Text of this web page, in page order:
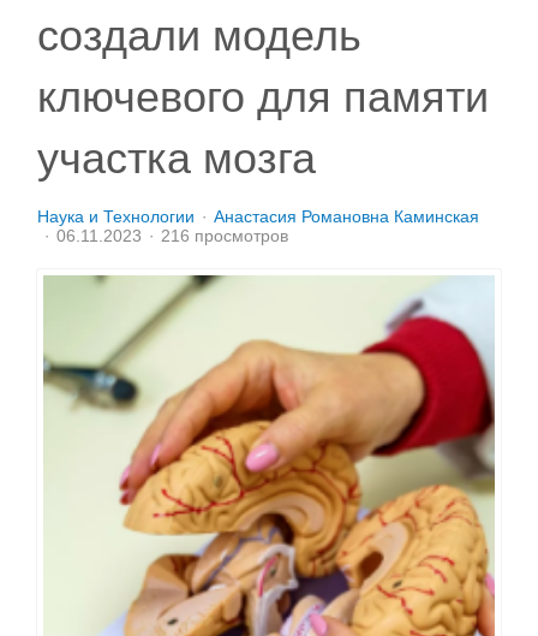
создали модель
ключевого для памяти
участка мозга
Наука и Технологии
Анастасия Романовна Каминская
06.11.2023
216 просмотров